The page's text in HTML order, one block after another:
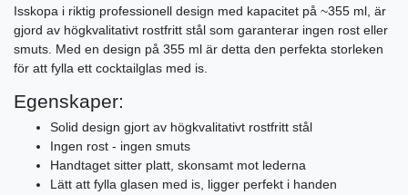
Isskopa i riktig professionell design med kapacitet på ~355 ml, är
gjord av högkvalitativt rostfritt stål som garanterar ingen rost eller
smuts. Med en design på 355 ml är detta den perfekta storleken
för att fylla ett cocktailglas med is.
Egenskaper:
Solid design gjort av högkvalitativt rostfritt stål
Ingen rost - ingen smuts
Handtaget sitter platt, skonsamt mot lederna
Lätt att fylla glasen med is, ligger perfekt i handen